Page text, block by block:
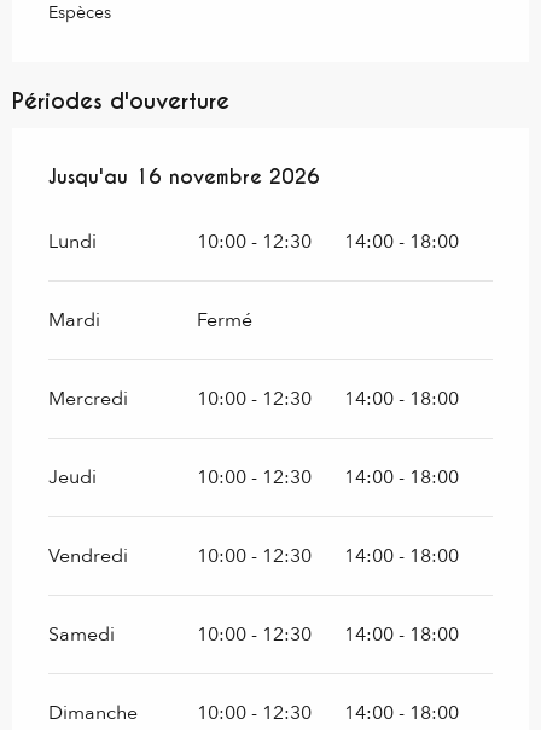
Espèces
Périodes d'ouverture
Du4 juillet 2026au16 novembre 2026
Jusqu'au 16 novembre 2026
Lundi 10:00 - 12:30 14:00 - 18:00
Mardi Fermé
Mercredi 10:00 - 12:30 14:00 - 18:00
Jeudi 10:00 - 12:30 14:00 - 18:00
Vendredi 10:00 - 12:30 14:00 - 18:00
Samedi 10:00 - 12:30 14:00 - 18:00
Dimanche 10:00 - 12:30 14:00 - 18:00